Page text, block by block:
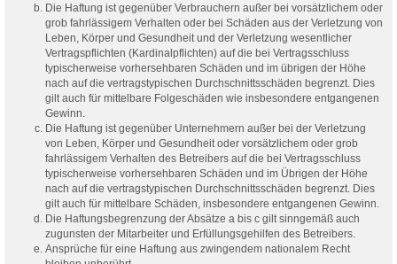
Die Haftung ist gegenüber Verbrauchern außer bei vorsätzlichem oder
grob fahrlässigem Verhalten oder bei Schäden aus der Verletzung von
Leben, Körper und Gesundheit und der Verletzung wesentlicher
Vertragspflichten (Kardinalpflichten) auf die bei Vertragsschluss
typischerweise vorhersehbaren Schäden und im übrigen der Höhe
nach auf die vertragstypischen Durchschnittsschäden begrenzt. Dies
gilt auch für mittelbare Folgeschäden wie insbesondere entgangenen
Gewinn.
Die Haftung ist gegenüber Unternehmern außer bei der Verletzung
von Leben, Körper und Gesundheit oder vorsätzlichem oder grob
fahrlässigem Verhalten des Betreibers auf die bei Vertragsschluss
typischerweise vorhersehbaren Schäden und im Übrigen der Höhe
nach auf die vertragstypischen Durchschnittsschäden begrenzt. Dies
gilt auch für mittelbare Schäden, insbesondere entgangenen Gewinn.
Die Haftungsbegrenzung der Absätze a bis c gilt sinngemäß auch
zugunsten der Mitarbeiter und Erfüllungsgehilfen des Betreibers.
Ansprüche für eine Haftung aus zwingendem nationalem Recht